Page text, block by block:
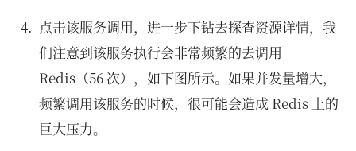
点击该服务调用，进一步下钻去探查资源详情，我
们注意到该服务执行会非常频繁的去调用
Redis（56 次），如下图所示。如果并发量增大，
频繁调用该服务的时候，很可能会造成 Redis 上的
巨大压力。